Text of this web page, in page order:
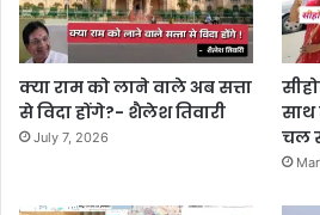
क्या राम को लाने वाले अब सत्ता
से विदा होंगे?- शैलेश तिवारी
July 7, 2026
साथ
चल